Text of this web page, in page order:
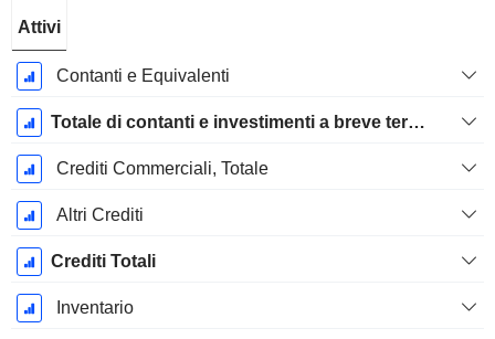
Fiscale:
Aprile
Attivi
Contanti e Equivalenti
Totale di contanti e investimenti a breve termine
Crediti Commerciali, Totale
Altri Crediti
Crediti Totali
Inventario